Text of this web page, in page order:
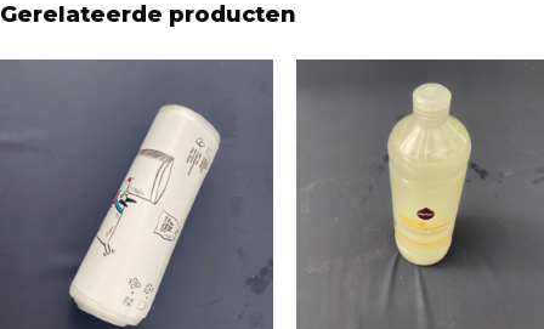
Gerelateerde producten